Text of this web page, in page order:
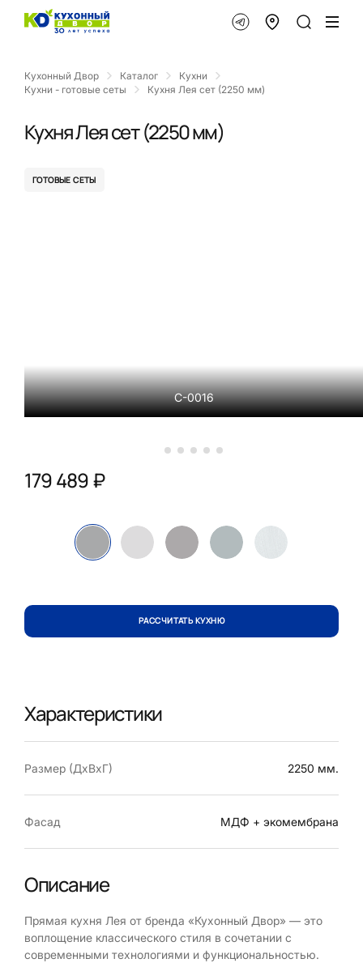
Кухонный Двор Каталог
Кухни
Кухни - готовые сеты
Кухня Лея сет (2250 мм)
Кухня Лея сет (2250 мм)
ГОТОВЫЕ СЕТЫ
С-0016
179 489 ₽
РАССЧИТАТЬ КУХНЮ
Характеристики
Размер (ДхВхГ) 2250 мм.
Фасад МДФ + экомембрана
Описание
Прямая кухня Лея от бренда «Кухонный Двор» — это
воплощение классического стиля в сочетании с
современными технологиями и функциональностью.